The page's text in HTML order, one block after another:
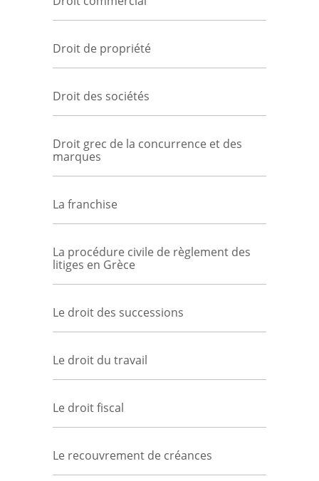
Droit de propriété
Droit des sociétés
Droit grec de la concurrence et des
marques
La franchise
La procédure civile de règlement des
litiges en Grèce
Le droit des successions
Le droit du travail
Le droit fiscal
Le recouvrement de créances